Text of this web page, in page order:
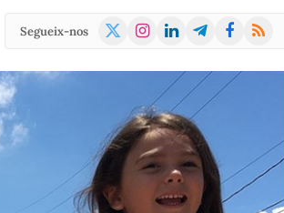
Segueix-nos
X
Instagram
LinkedInTelegramFacebook
RSS